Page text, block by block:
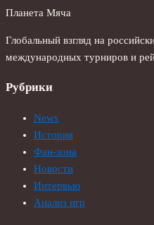
Планета Мяча
Глобальный взгляд на
международных турниров и
Рубрики
News
История
Фан-зона
Новости
Интервью
Анализ игр